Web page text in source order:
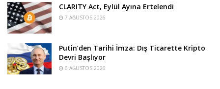
CLARITY Act, Eylül Ayına Ertelendi
7 AĞUSTOS 2026
Putin’den Tarihi İmza: Dış Ticarette Kripto
Devri Başlıyor
6 AĞUSTOS 2026